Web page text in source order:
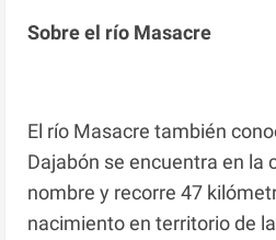
Sobre el río Masacre
El río Masacre también
Dajabón se encuentra en la
nombre y recorre 47
nacimiento en territorio de